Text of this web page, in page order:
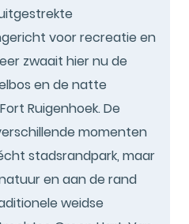
voor recreatie en
zwaait hier nu de
en de natte
Ruigenhoek. De
momenten
stadsrandpark, maar
en aan de rand
weidse